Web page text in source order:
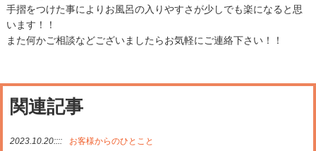
手摺をつけた事によりお風呂の入りやすさが少しでも楽になると思
います！！
また何かご相談などございましたらお気軽にご連絡下さい！！
関連記事
2023.10.20:::: お客様からのひとこと